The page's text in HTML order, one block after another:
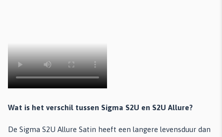
Wat is het verschil tussen Sigma S2U en S2U Allure?
De Sigma S2U Allure Satin heeft een langere levensduur dan